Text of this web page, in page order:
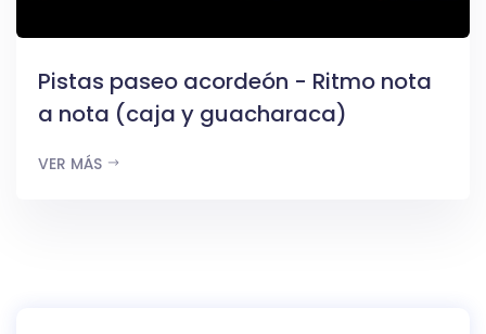
Pistas paseo acordeón - Ritmo nota
a nota (caja y guacharaca)
VER MÁS